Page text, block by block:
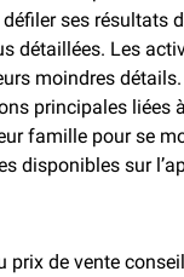
ses résultats
détaillées. Les
moindres
principales
famille pour se
disponibles sur
prix de vente